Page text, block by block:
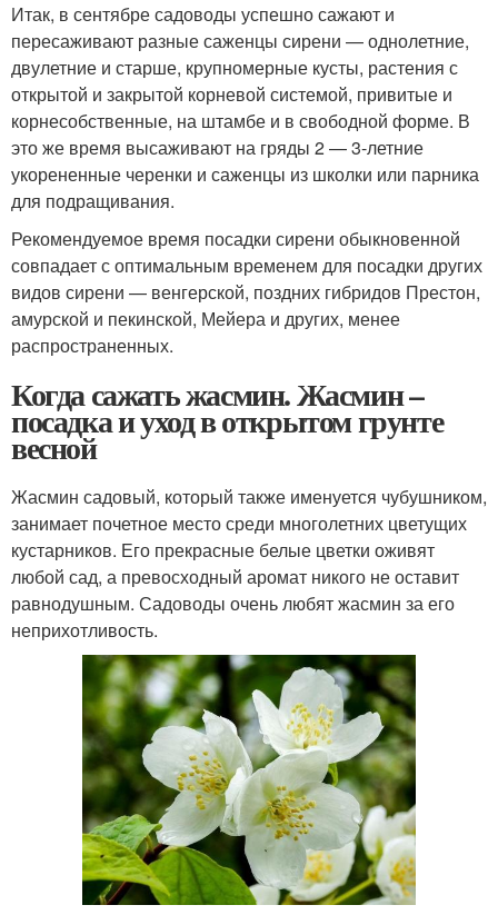
Итак, в сентябре садоводы успешно сажают и
пересаживают разные саженцы сирени — однолетние,
двулетние и старше, крупномерные кусты, растения с
открытой и закрытой корневой системой, привитые и
корнесобственные, на штамбе и в свободной форме. В
это же время высаживают на гряды 2 — 3-летние
укорененные черенки и саженцы из школки или парника
для подращивания.
Рекомендуемое время посадки сирени обыкновенной
совпадает с оптимальным временем для посадки других
видов сирени — венгерской, поздних гибридов Престон,
амурской и пекинской, Мейера и других, менее
распространенных.
Когда сажать жасмин. Жасмин –
посадка и уход в открытом грунте
весной
Жасмин садовый, который также именуется чубушником,
занимает почетное место среди многолетних цветущих
кустарников. Его прекрасные белые цветки оживят
любой сад, а превосходный аромат никого не оставит
равнодушным. Садоводы очень любят жасмин за его
неприхотливость.